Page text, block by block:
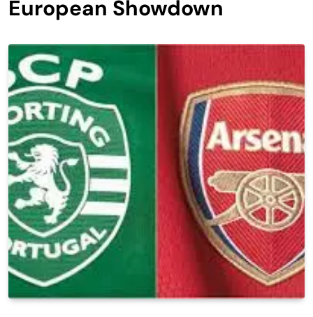
European Showdown